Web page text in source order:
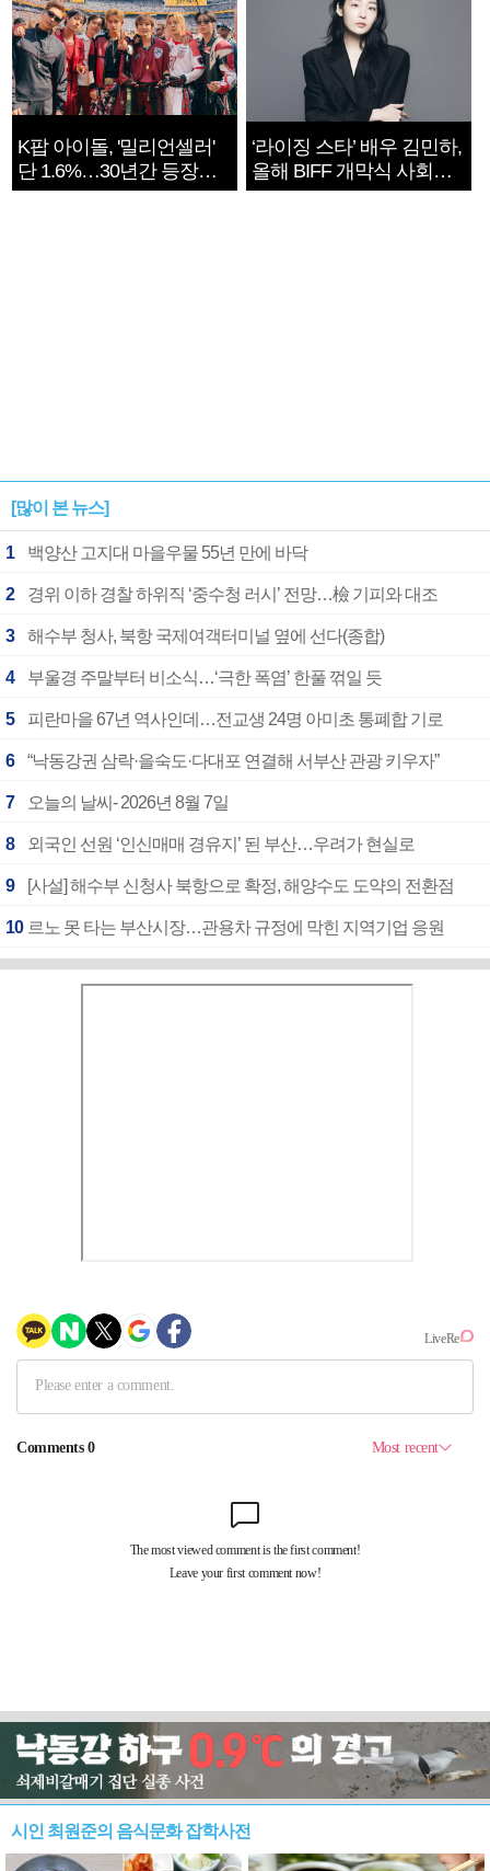
K팝 아이돌, '밀리언셀러'
단 1.6%…30년간 등장
1182개팀 전수조사
‘라이징 스타’ 배우 김민하,
올해 BIFF 개막식 사회자
확정
[많이 본 뉴스]
1 백양산 고지대 마을우물 55년 만에 바닥
2 경위 이하 경찰 하위직 ‘중수청 러시’ 전망…檢 기피와 대조
3 해수부 청사, 북항 국제여객터미널 옆에 선다(종합)
4 부울경 주말부터 비소식…‘극한 폭염’ 한풀 꺾일 듯
5 피란마을 67년 역사인데…전교생 24명 아미초 통폐합 기로
6 “낙동강권 삼락·을숙도·다대포 연결해 서부산 관광 키우자”
7 오늘의 날씨- 2026년 8월 7일
8 외국인 선원 ‘인신매매 경유지’ 된 부산…우려가 현실로
9 [사설] 해수부 신청사 북항으로 확정, 해양수도 도약의 전환점
10 르노 못 타는 부산시장…관용차 규정에 막힌 지역기업 응원
시인 최원준의 음식문화 잡학사전